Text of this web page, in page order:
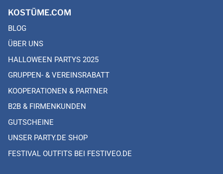
KOSTÜME.COM
BLOG
ÜBER UNS
HALLOWEEN PARTYS 2025
GRUPPEN- & VEREINSRABATT
KOOPERATIONEN & PARTNER
B2B & FIRMENKUNDEN
GUTSCHEINE
UNSER PARTY.DE SHOP
FESTIVAL OUTFITS BEI FESTIVEO.DE